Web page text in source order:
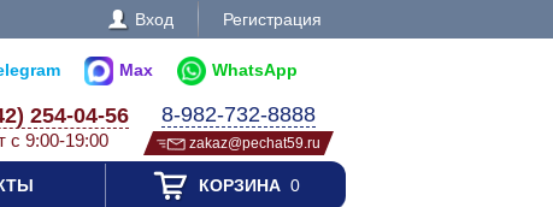
Вход Регистрация
Max WhatsApp
254-04-56
с 9:00-19:00
8-982-732-8888
zakaz@pechat59.ru
КОРЗИНА0